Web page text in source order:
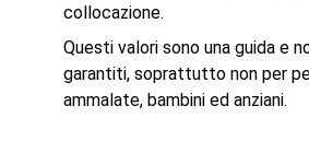
collocazione.
Questi valori sono una guida e
garantiti, soprattutto non per
ammalate, bambini ed anziani.